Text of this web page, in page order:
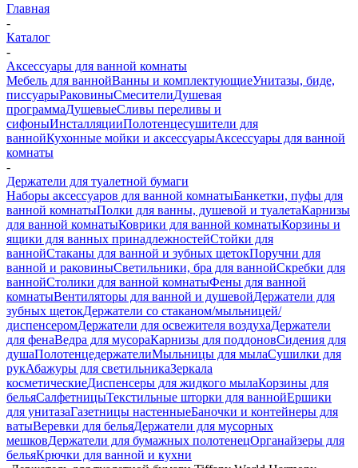
Главная
-
Каталог
-
Аксессуары для ванной комнаты
Мебель для ваннойВанны и комплектующиеУнитазы, биде,
писсуарыРаковиныСмесителиДушевая
программаДушевыеСливы переливы и
сифоныИнсталляцииПолотенцесушители для
ваннойКухонные мойки и аксессуарыАксессуары для ванной
комнаты
-
Держатели для туалетной бумаги
Наборы аксессуаров для ванной комнатыБанкетки, пуфы для
ванной комнатыПолки для ванны, душевой и туалетаКарнизы
для ванной комнатыКоврики для ванной комнатыКорзины и
ящики для ванных принадлежностейСтойки для
ваннойСтаканы для ванной и зубных щетокПоручни для
ванной и раковиныСветильники, бра для ваннойСкребки для
ваннойСтолики для ванной комнатыФены для ванной
комнатыВентиляторы для ванной и душевойДержатели для
зубных щетокДержатели со стаканом/мыльницей/
диспенсеромДержатели для освежителя воздухаДержатели
для фенаВедра для мусораКарнизы для поддоновСидения для
душаПолотенцедержателиМыльницы для мылаСушилки для
рукАбажуры для светильникаЗеркала
косметическиеДиспенсеры для жидкого мылаКорзины для
бельяСалфетницыТекстильные шторки для ваннойЕршики
для унитазаГазетницы настенныеБаночки и контейнеры для
ватыВеревки для бельяДержатели для мусорных
мешковДержатели для бумажных полотенецОрганайзеры для
бельяКрючки для ванной и кухни